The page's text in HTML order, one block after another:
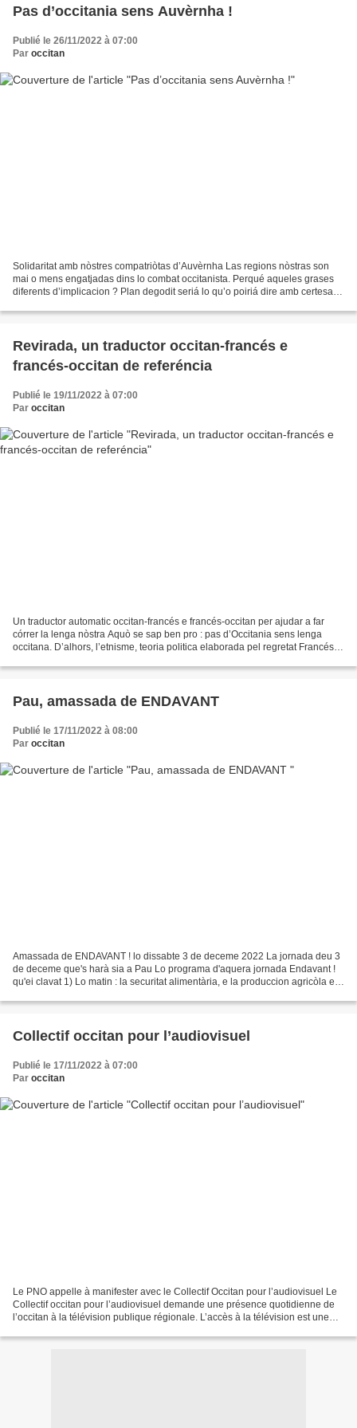
Pas d’occitania sens Auvèrnha !
Publié le 26/11/2022 à 07:00
Par occitan
Solidaritat amb nòstres compatriòtas d’Auvèrnha Las regions nòstras son
mai o mens engatjadas dins lo combat occitanista. Perqué aqueles grases
diferents d’implicacion ? Plan degodit seriá lo qu’o poiriá dire amb certesa.
Revirada, un traductor occitan-francés e
francés-occitan de referéncia
Publié le 19/11/2022 à 07:00
Par occitan
Un traductor automatic occitan-francés e francés-occitan per ajudar a far
córrer la lenga nòstra Aquò se sap ben pro : pas d’Occitania sens lenga
occitana. D’alhors, l’etnisme, teoria politica elaborada pel regretat Francés
Pau, amassada de ENDAVANT
Publié le 17/11/2022 à 08:00
Par occitan
Amassada de ENDAVANT ! lo dissabte 3 de deceme 2022 La jornada deu 3
de deceme que's harà sia a Pau Lo programa d'aquera jornada Endavant !
qu'ei clavat 1) Lo matin : la securitat alimentària, e la produccion agricòla e
Collectif occitan pour l’audiovisuel
Publié le 17/11/2022 à 07:00
Par occitan
Le PNO appelle à manifester avec le Collectif Occitan pour l’audiovisuel Le
Collectif occitan pour l’audiovisuel demande une présence quotidienne de
l’occitan à la télévision publique régionale. L’accès à la télévision est une